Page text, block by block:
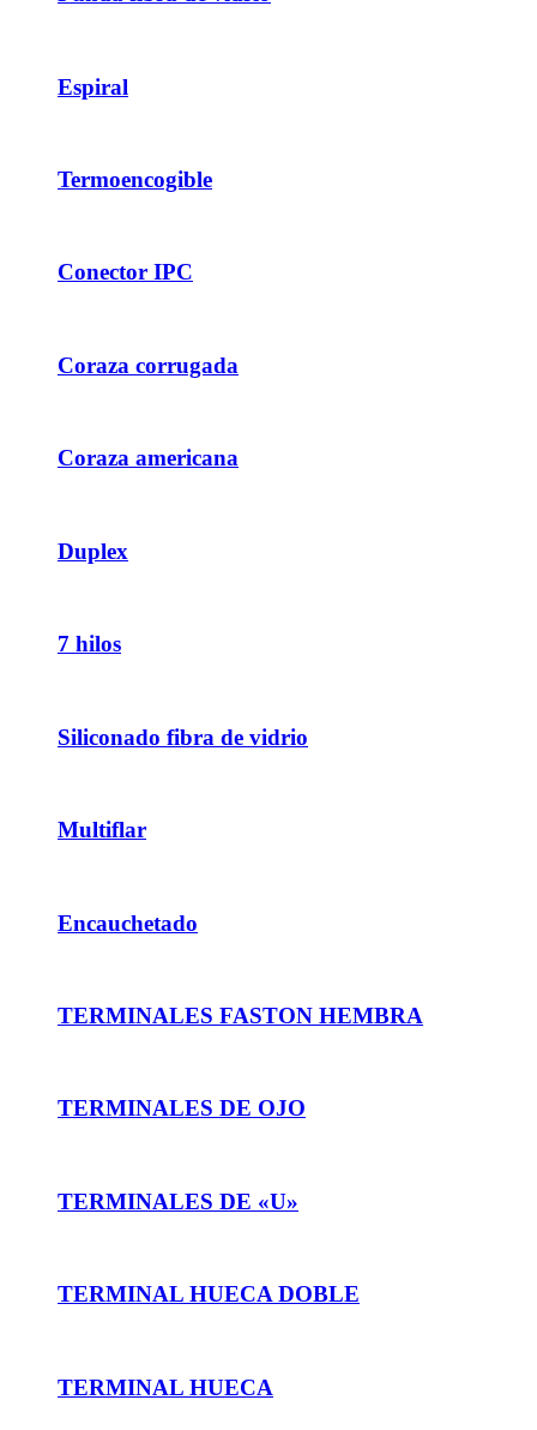
Espiral
Termoencogible
Conector IPC
Coraza corrugada
Coraza americana
Duplex
7 hilos
Siliconado fibra de vidrio
Multiflar
Encauchetado
TERMINALES FASTON HEMBRA
TERMINALES DE OJO
TERMINALES DE «U»
TERMINAL HUECA DOBLE
TERMINAL HUECA